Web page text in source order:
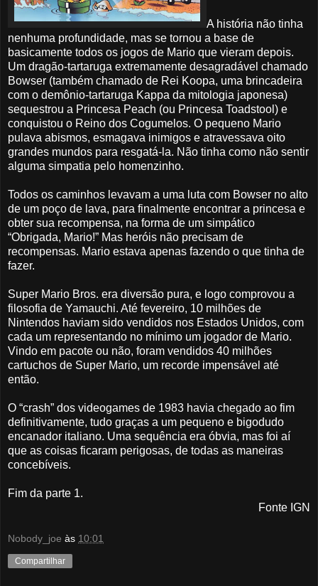
A história não tinha
nenhuma profundidade, mas se tornou a base de
basicamente todos os jogos de Mario que vieram depois.
Um dragão-tartaruga extremamente desagradável chamado
Bowser (também chamado de Rei Koopa, uma brincadeira
com o demônio-tartaruga Kappa da mitologia japonesa)
sequestrou a Princesa Peach (ou Princesa Toadstool) e
conquistou o Reino dos Cogumelos. O pequeno Mario
pulava abismos, esmagava inimigos e atravessava oito
grandes mundos para resgatá-la. Não tinha como não sentir
alguma simpatia pelo homenzinho.
Todos os caminhos levavam a uma luta com Bowser no alto
de um poço de lava, para finalmente encontrar a princesa e
obter sua recompensa, na forma de um simpático
“Obrigada, Mario!” Mas heróis não precisam de
recompensas. Mario estava apenas fazendo o que tinha de
fazer.
Super Mario Bros. era diversão pura, e logo comprovou a
filosofia de Yamauchi. Até fevereiro, 10 milhões de
Nintendos haviam sido vendidos nos Estados Unidos, com
cada um representando no mínimo um jogador de Mario.
Vindo em pacote ou não, foram vendidos 40 milhões
cartuchos de Super Mario, um recorde impensável até
então.
O “crash” dos videogames de 1983 havia chegado ao fim
definitivamente, tudo graças a um pequeno e bigodudo
encanador italiano. Uma sequência era óbvia, mas foi aí
que as coisas ficaram perigosas, de todas as maneiras
concebíveis.
Fim da parte 1.
Fonte IGN
Nobody_joe às 10:01
Compartilhar